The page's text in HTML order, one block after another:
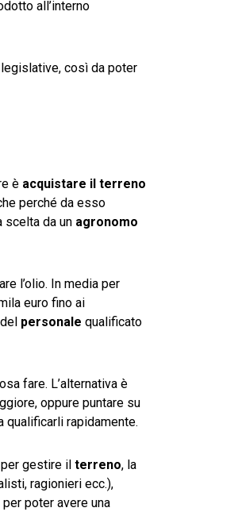
all’interno
così da poter
è acquistare il terreno
perché da esso
scelta da un agronomo
l’olio. In media per
euro fino ai
personale qualificato
fare. L’alternativa è
oppure puntare su
qualificarli rapidamente.
gestire il terreno, la
ragionieri ecc.),
poter avere una